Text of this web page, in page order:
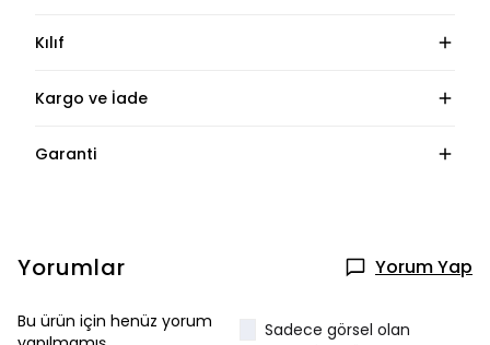
Kılıf
Kargo ve İade
Garanti
Yorumlar Yorum Yap
Bu ürün için henüz yorum
Sadece görsel olan